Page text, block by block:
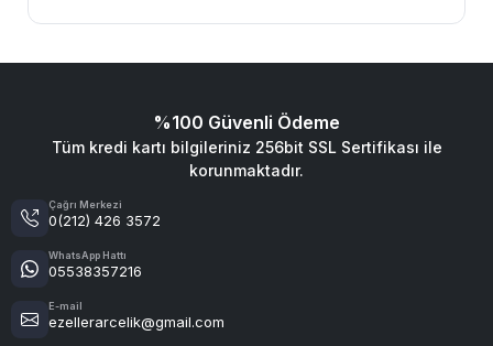
%100 Güvenli Ödeme
Tüm kredi kartı bilgileriniz 256bit SSL Sertifikası ile
korunmaktadır.
Çağrı Merkezi
0(212) 426 3572
WhatsApp Hattı
05538357216
E-mail
ezellerarcelik@gmail.com